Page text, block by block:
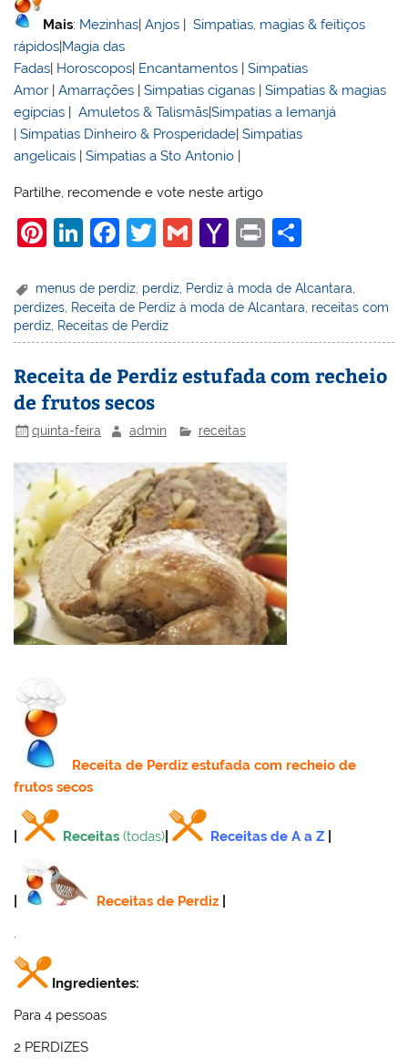
Mais: Mezinhas|Anjos |Simpatias, magias & feitiços
rápidos|Magia das
Fadas| Horoscopos| Encantamentos |Simpatias
Amor |Amarrações |Simpatias ciganas |Simpatias & magias
egípcias |Amuletos & Talismãs|Simpatias a Iemanjá
|Simpatias Dinheiro & Prosperidade|Simpatias
angelicais |Simpatias a Sto Antonio |
Partilhe, recomende e vote neste artigo
Pi
er
e
st
Li
k
e
dI
n
F
c
e
b
o
o
k
T
itt
er
G
ai
l
Y
h
o
o
M
l
Pr
t
ar
e
menus de perdiz perdiz Perdiz à moda de Alcantara
perdizes Receita de Perdiz à moda de Alcantara receitas com
perdiz Receitas de Perdiz
Receita de Perdiz estufada com recheio
de frutos secos
quinta-feira admin receitas
Receitade Perdiz estufada com recheio de
frutos secos
Receitas (todas) Receitas de A a Z
Receitas de Perdiz
.
Ingredientes:
Para 4 pessoas
2 PERDIZES